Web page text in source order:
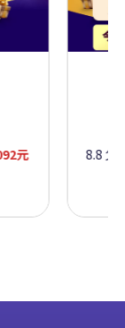
Premium 終
【50% 】折，最高